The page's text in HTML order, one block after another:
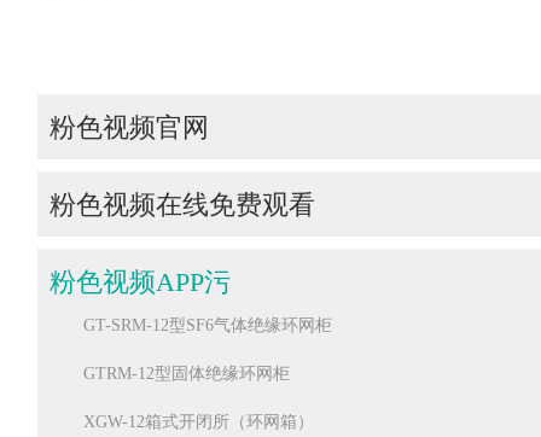
粉色视频官网
低压终端电器
智能终端箱
电子消防类产品
粉色视频在线免费观看
FZ(R)N25-12D/T 系列户内高压交流压气式负荷开关-熔断器
粉色视频APP污
GT-SRM-12型SF6气体绝缘环网柜
GTRM-12型固体绝缘环网柜
XGW-12箱式开闭所（环网箱）